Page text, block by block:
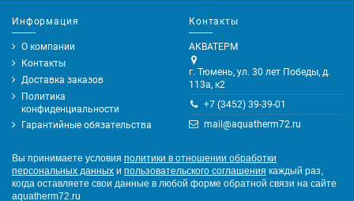
Информация
О компании
Контакты
Доставка заказов
Политика
конфиденциальности
Гарантийные обязательства
Контакты
АКВАТЕРМ
г. Тюмень, ул. 30 лет Победы, д.
113а, к2
+7 (3452) 39-39-01
mail@aquatherm72.ru
Вы принимаете условия политики в отношении обработки
персональных данных и пользовательского соглашения каждый раз,
когда оставляете свои данные в любой форме обратной связи на сайте
aquatherm72.ru